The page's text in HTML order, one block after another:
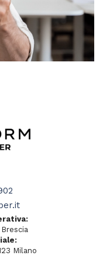
Milano